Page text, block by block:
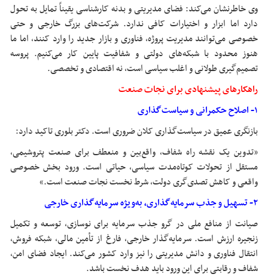
وی خاطرنشان می‌کند: فضای مدیریتی و بدنه کارشناسی یقیناً تمایل به تحول
دارد اما ابزار و اختیارات کافی ندارد. شرکت‌های بزرگ خارجی و حتی
خصوصی می‌توانند مدیریت پروژه، فناوری و بازار جدید را وارد کنند، اما ما
هنوز محدود با شبکه‌های دولتی و شفافیت پایین کار می‌کنیم. پروسه
تصمیم‌گیری طولانی و اغلب سیاسی است، نه اقتصادی و تخصصی.
راهکارهای پیشنهادی برای نجات صنعت
۱- اصلاح حکمرانی و سیاست‌گذاری
بازنگری عمیق در سیاست‌گذاری کلان ضروری است. دکتر بلوری تاکید دارد:
«تدوین یک نقشه راه شفاف، واقع‌بین و منعطف برای صنعت پتروشیمی،
مستقل از تحولات کوتاه‌مدت سیاسی، حیاتی است. ورود بخش خصوصی
واقعی و کاهش تصدی‌گری دولت، شرط نخست نجات صنعت است.»
۲- تسهیل و جذب سرمایه‌گذاری، به‌ویژه سرمایه‌گذاری خارجی
صیانت از منافع ملی در گرو جذب سرمایه برای نوسازی، توسعه و تکمیل
زنجیره ارزش است. سرمایه‌گذار خارجی، فارغ از تأمین مالی، شبکه فروش،
انتقال فناوری و دانش مدیریتی را نیز وارد کشور می‌کند. ایجاد فضای امن،
شفاف و رقابتی برای این ورود باید هدف نخست باشد.